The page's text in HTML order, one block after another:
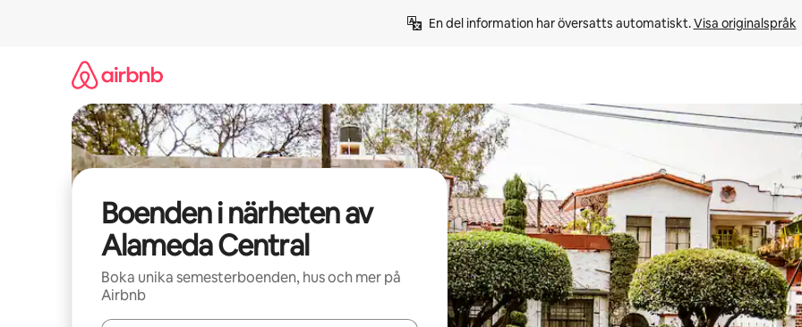
En del information har översatts automatiskt. Visa originalspråk
Boenden i närheten av
Alameda Central
Boka unika semesterboenden, hus och mer på
Airbnb